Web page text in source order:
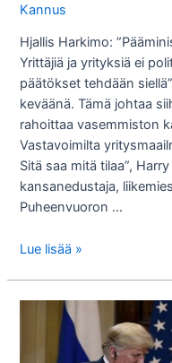
Kannus
Hjallis Harkimo:
Yrittäjiä ja yrityksiä ei
päätökset tehdään
keväänä. Tämä johtaa
rahoittaa vasemmiston
Vastavoimilta
Sitä saa mitä tilaa”,
kansanedustaja,
Puheenvuoron …
Vuosikymmeniä
pääomatahojen
hallituksia?
Lue lisää »